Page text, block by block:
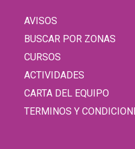
AVISOS
BUSCAR POR ZONAS
CURSOS
ACTIVIDADES
CARTA DEL EQUIPO
TERMINOS Y